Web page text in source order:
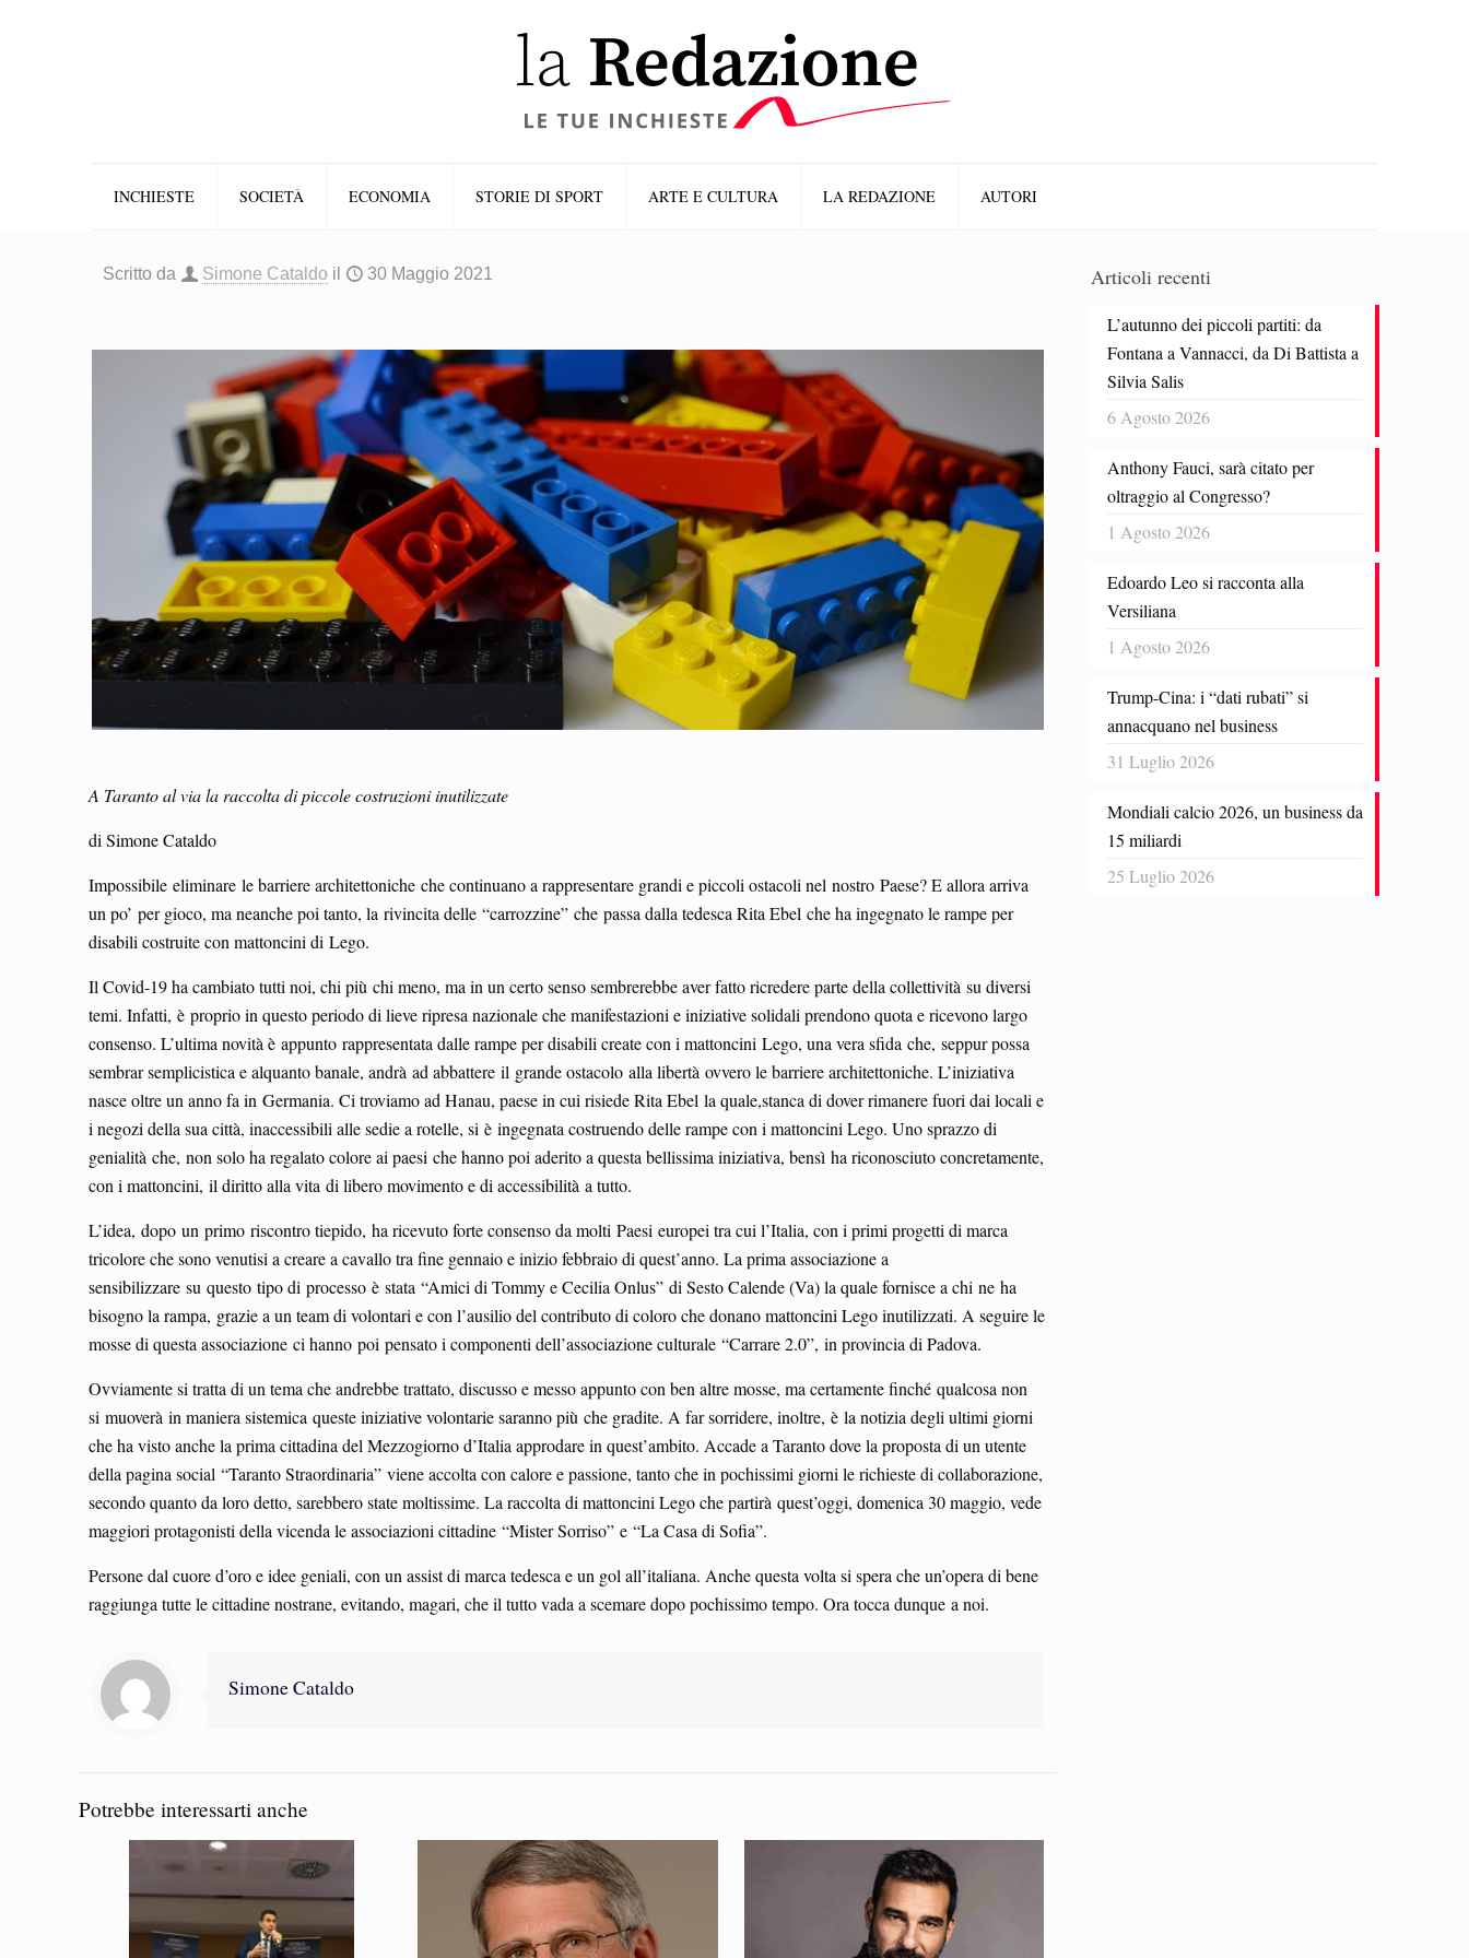
INCHIESTE SOCIETÀ ECONOMIA STORIE DI SPORT ARTE E CULTURA LA REDAZIONE AUTORI
Scritto da Simone Cataldo il 30 Maggio 2021
A Taranto al via la raccolta di piccole costruzioni inutilizzate
di Simone Cataldo
Impossibile eliminare le barriere architettoniche che continuano a rappresentare grandi e piccoli ostacoli nel nostro Paese? E allora arriva
un po’ per gioco, ma neanche poi tanto, la rivincita delle “carrozzine” che passa dalla tedesca Rita Ebel che ha ingegnato le rampe per
disabili costruite con mattoncini di Lego.
Il Covid-19 ha cambiato tutti noi, chi più chi meno, ma in un certo senso sembrerebbe aver fatto ricredere parte della collettività su diversi
temi. Infatti, è proprio in questo periodo di lieve ripresa nazionale che manifestazioni e iniziative solidali prendono quota e ricevono largo
consenso. L’ultima novità è appunto rappresentata dalle rampe per disabili create con i mattoncini Lego, una vera sfida che, seppur possa
sembrar semplicistica e alquanto banale, andrà ad abbattere il grande ostacolo alla libertà ovvero le barriere architettoniche. L’iniziativa
nasce oltre un anno fa in Germania. Ci troviamo ad Hanau, paese in cui risiede Rita Ebel la quale,stanca di dover rimanere fuori dai locali e
i negozi della sua città, inaccessibili alle sedie a rotelle, si è ingegnata costruendo delle rampe con i mattoncini Lego. Uno sprazzo di
genialità che, non solo ha regalato colore ai paesi che hanno poi aderito a questa bellissima iniziativa, bensì ha riconosciuto concretamente,
con i mattoncini, il diritto alla vita di libero movimento e di accessibilità a tutto.
L’idea, dopo un primo riscontro tiepido, ha ricevuto forte consenso da molti Paesi europei tra cui l’Italia, con i primi progetti di marca
tricolore che sono venutisi a creare a cavallo tra fine gennaio e inizio febbraio di quest’anno. La prima associazione a
sensibilizzare su questo tipo di processo è stata “Amici di Tommy e Cecilia Onlus” di Sesto Calende (Va) la quale fornisce a chi ne ha
bisogno la rampa, grazie a un team di volontari e con l’ausilio del contributo di coloro che donano mattoncini Lego inutilizzati. A seguire le
mosse di questa associazione ci hanno poi pensato i componenti dell’associazione culturale “Carrare 2.0”, in provincia di Padova.
Ovviamente si tratta di un tema che andrebbe trattato, discusso e messo appunto con ben altre mosse, ma certamente finché qualcosa non
si muoverà in maniera sistemica queste iniziative volontarie saranno più che gradite. A far sorridere, inoltre, è la notizia degli ultimi giorni
che ha visto anche la prima cittadina del Mezzogiorno d’Italia approdare in quest’ambito. Accade a Taranto dove la proposta di un utente
della pagina social “Taranto Straordinaria” viene accolta con calore e passione, tanto che in pochissimi giorni le richieste di collaborazione,
secondo quanto da loro detto, sarebbero state moltissime. La raccolta di mattoncini Lego che partirà quest’oggi, domenica 30 maggio, vede
maggiori protagonisti della vicenda le associazioni cittadine “Mister Sorriso” e “La Casa di Sofia”.
Persone dal cuore d’oro e idee geniali, con un assist di marca tedesca e un gol all’italiana. Anche questa volta si spera che un’opera di bene
raggiunga tutte le cittadine nostrane, evitando, magari, che il tutto vada a scemare dopo pochissimo tempo. Ora tocca dunque a noi.
Simone Cataldo
Potrebbe interessarti anche
Articoli recenti
L’autunno dei piccoli partiti: da
Fontana a Vannacci, da Di Battista a
Silvia Salis
6 Agosto 2026
Anthony Fauci, sarà citato per
oltraggio al Congresso?
1 Agosto 2026
Edoardo Leo si racconta alla
Versiliana
1 Agosto 2026
Trump-Cina: i “dati rubati” si
annacquano nel business
31 Luglio 2026
Mondiali calcio 2026, un business da
15 miliardi
25 Luglio 2026